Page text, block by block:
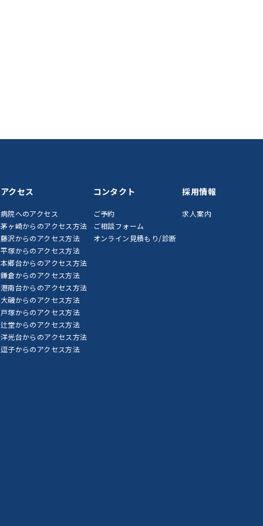
アクセス
病院へのアクセス
茅ヶ崎からのアクセス方法
藤沢からのアクセス方法
平塚からのアクセス方法
本郷台からのアクセス方法
鎌倉からのアクセス方法
港南台からのアクセス方法
大磯からのアクセス方法
戸塚からのアクセス方法
辻堂からのアクセス方法
洋光台からのアクセス方法
逗子からのアクセス方法
コンタクト
ご予約
ご相談フォーム
オンライン見積もり/診断
採用情報
求人案内